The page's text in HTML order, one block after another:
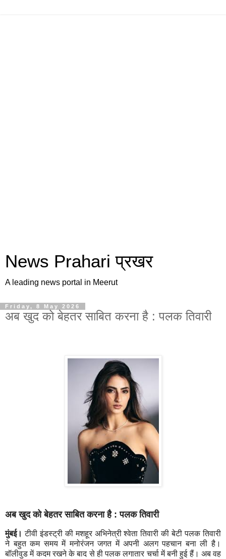
News Prahari प्रखर
A leading news portal in Meerut
Friday, 8 May 2026
अब खुद को बेहतर साबित करना है : पलक तिवारी
अब खुद को बेहतर साबित करना है : पलक तिवारी
मुंबई।टीवी इंडस्ट्री की मशहूर अभिनेत्री श्वेता तिवारी की बेटी पलक तिवारी
ने बहुत कम समय में मनोरंजन जगत में अपनी अलग पहचान बना ली है।
बॉलीवुड में कदम रखने के बाद से ही पलक लगातार चर्चा में बनी हुई हैं। अब वह